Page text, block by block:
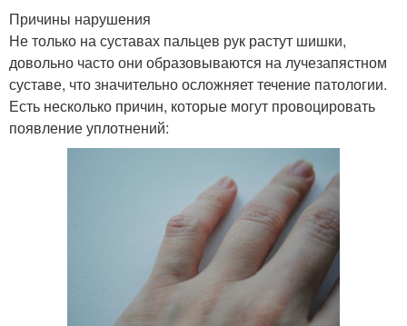
Причины нарушения
Не только на суставах пальцев рук растут шишки,
довольно часто они образовываются на лучезапястном
суставе, что значительно осложняет течение патологии.
Есть несколько причин, которые могут провоцировать
появление уплотнений: